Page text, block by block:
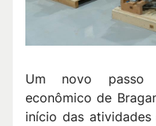
Um novo passo
econômico de
início das